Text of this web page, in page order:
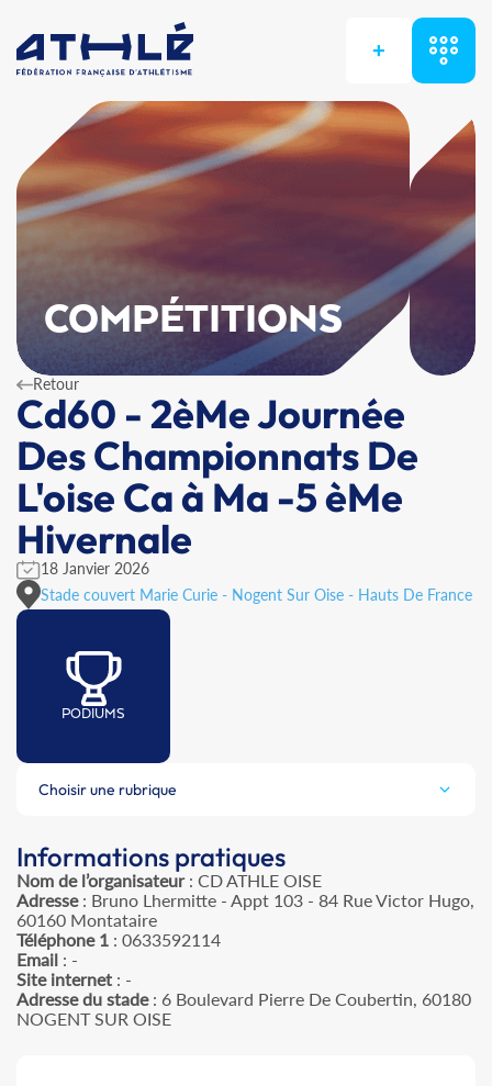
+
COMPÉTITIONS
Retour
Cd60 - 2èMe Journée
Des Championnats De
L'oise Ca à Ma -5 èMe
Hivernale
18 Janvier 2026
Stade couvert Marie Curie - Nogent Sur Oise - Hauts De France
PODIUMS
Choisir une rubrique
Informations pratiques
Nom de l’organisateur: CD ATHLE OISE
Adresse: Bruno Lhermitte - Appt 103 - 84 Rue Victor Hugo,
60160 Montataire
Téléphone 1 : 0633592114
Email : -
Site internet : -
Adresse du stade: 6 Boulevard Pierre De Coubertin, 60180
NOGENT SUR OISE